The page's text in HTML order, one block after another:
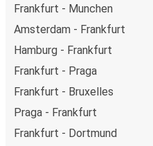
Frankfurt - Munchen
Amsterdam - Frankfurt
Hamburg - Frankfurt
Frankfurt - Praga
Frankfurt - Bruxelles
Praga - Frankfurt
Frankfurt - Dortmund